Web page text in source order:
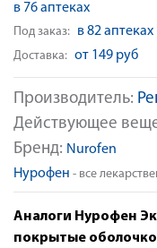
Производитель:
Действующее
Бренд: Nurofen
Нурофен - все
в 76 аптеках
Под заказ: в 82 аптеках
Доставка: от 149 руб
Аналоги Нурофен
покрытые